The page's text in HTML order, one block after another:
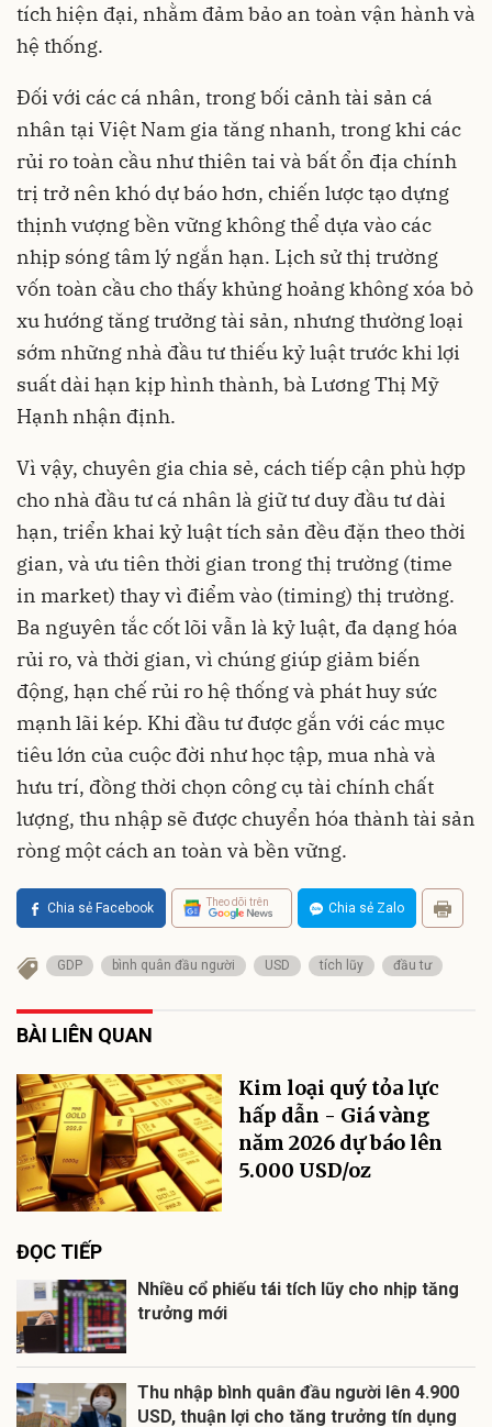
tích hiện đại, nhằm đảm bảo an toàn vận hành và
hệ thống.
Đối với các cá nhân, trong bối cảnh tài sản cá
nhân tại Việt Nam gia tăng nhanh, trong khi các
rủi ro toàn cầu như thiên tai và bất ổn địa chính
trị trở nên khó dự báo hơn, chiến lược tạo dựng
thịnh vượng bền vững không thể dựa vào các
nhịp sóng tâm lý ngắn hạn. Lịch sử thị trường
vốn toàn cầu cho thấy khủng hoảng không xóa bỏ
xu hướng tăng trưởng tài sản, nhưng thường loại
sớm những nhà đầu tư thiếu kỷ luật trước khi lợi
suất dài hạn kịp hình thành, bà Lương Thị Mỹ
Hạnh nhận định.
Vì vậy, chuyên gia chia sẻ, cách tiếp cận phù hợp
cho nhà đầu tư cá nhân là giữ tư duy đầu tư dài
hạn, triển khai kỷ luật tích sản đều đặn theo thời
gian, và ưu tiên thời gian trong thị trường (time
in market) thay vì điểm vào (timing) thị trường.
Ba nguyên tắc cốt lõi vẫn là kỷ luật, đa dạng hóa
rủi ro, và thời gian, vì chúng giúp giảm biến
động, hạn chế rủi ro hệ thống và phát huy sức
mạnh lãi kép. Khi đầu tư được gắn với các mục
tiêu lớn của cuộc đời như học tập, mua nhà và
hưu trí, đồng thời chọn công cụ tài chính chất
lượng, thu nhập sẽ được chuyển hóa thành tài sản
ròng một cách an toàn và bền vững.
Chia sẻ Facebook Theo dõi trên Chia sẻ Zalo
GDP bình quân đầu người USD tích lũy đầu tư
BÀI LIÊN QUAN
Kim loại quý tỏa lực
hấp dẫn - Giá vàng
năm 2026 dự báo lên
5.000 USD/oz
ĐỌC TIẾP
Nhiều cổ phiếu tái tích lũy cho nhịp tăng
trưởng mới
Thu nhập bình quân đầu người lên 4.900
USD, thuận lợi cho tăng trưởng tín dụng